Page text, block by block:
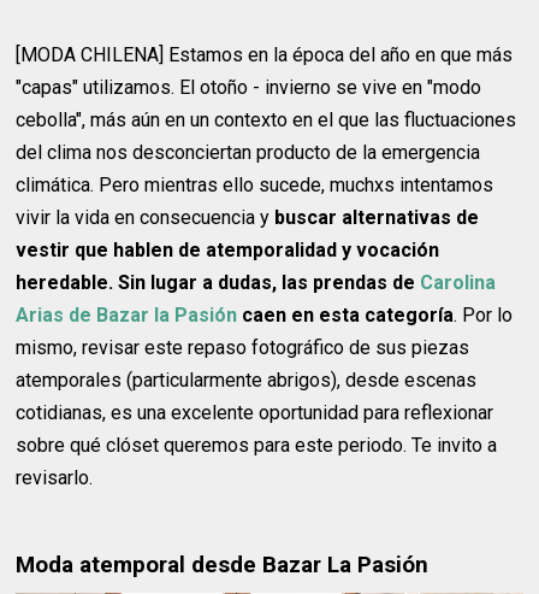
[MODA CHILENA] Estamos en la época del año en que más
"capas" utilizamos. El otoño - invierno se vive en "modo
cebolla", más aún en un contexto en el que las fluctuaciones
del clima nos desconciertan producto de la emergencia
climática. Pero mientras ello sucede, muchxs intentamos
vivir la vida en consecuencia y buscar alternativas de
vestir que hablen de atemporalidad y vocación
heredable. Sin lugar a dudas, las prendas de Carolina
Arias de Bazar la Pasión caen en esta categoría. Por lo
mismo, revisar este repaso fotográfico de sus piezas
atemporales (particularmente abrigos), desde escenas
cotidianas, es una excelente oportunidad para reflexionar
sobre qué clóset queremos para este periodo. Te invito a
revisarlo.
Moda atemporal desde Bazar La Pasión